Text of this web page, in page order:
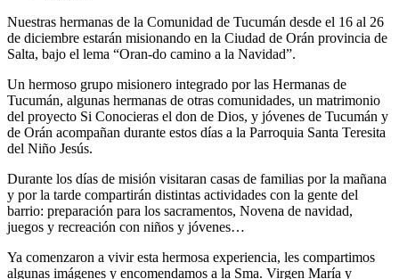
Nuestras hermanas de la Comunidad de Tucumán desde el 16 al 26
de diciembre estarán misionando en la Ciudad de Orán provincia de
Salta, bajo el lema “Oran-do camino a la Navidad”.
Un hermoso grupo misionero integrado por las Hermanas de
Tucumán, algunas hermanas de otras comunidades, un matrimonio
del proyecto Si Conocieras el don de Dios, y jóvenes de Tucumán y
de Orán acompañan durante estos días a la Parroquia Santa Teresita
del Niño Jesús.
Durante los días de misión visitaran casas de familias por la mañana
y por la tarde compartirán distintas actividades con la gente del
barrio: preparación para los sacramentos, Novena de navidad,
juegos y recreación con niños y jóvenes…
Ya comenzaron a vivir esta hermosa experiencia, les compartimos
algunas imágenes y encomendamos a la Sma. Virgen María y